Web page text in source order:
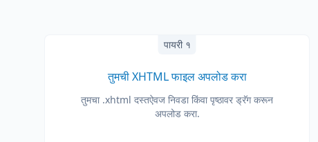
पायरी १
तुमची XHTML फाइल अपलोड करा
तुमचा .xhtml दस्तऐवज निवडा किंवा पृष्ठावर ड्रॅग करून
अपलोड करा.